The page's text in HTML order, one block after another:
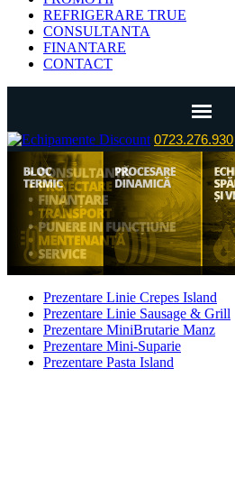
REFRIGERARE TRUE
CONSULTANTA
FINANTARE
CONTACT
0723.276.930
Prezentare Linie Crepes Island
Prezentare Linie Sausage & Grill
Prezentare MiniBrutarie Manz
Prezentare Mini-Suparie
Prezentare Pasta Island